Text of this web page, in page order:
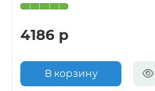
4186 р
В корзину